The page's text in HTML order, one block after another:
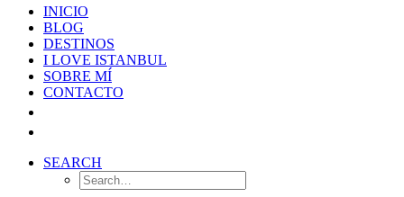
INICIO
BLOG
DESTINOS
I LOVE ISTANBUL
SOBRE MÍ
CONTACTO
SEARCH